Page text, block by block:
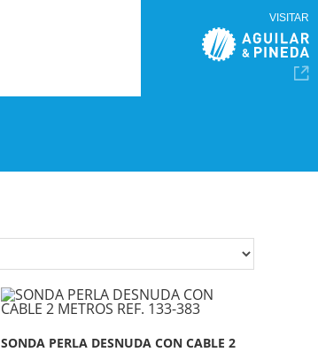
VISITAR
SONDA PERLA DESNUDA CON CABLE 2